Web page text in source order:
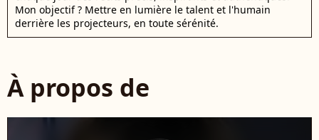
Mon objectif ? Mettre en lumière le talent et l'humain
derrière les projecteurs, en toute sérénité.
À propos de